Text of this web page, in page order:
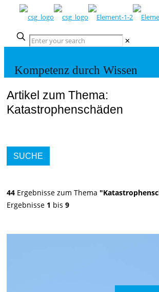
✕
Kompetenz durch Wissen
Artikel zum Thema:
Katastrophenschäden
SUCHE
44 Ergebnisse zum Thema
Ergebnisse 1 bis 9